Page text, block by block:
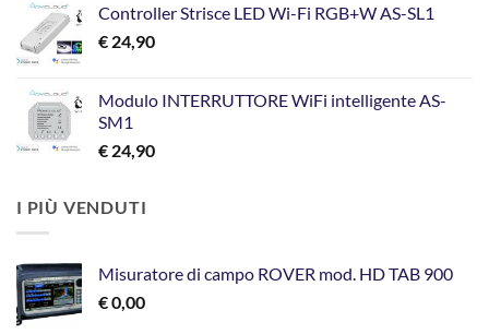
Controller Strisce LED Wi-Fi RGB+W AS-SL1
€ 24,90
Modulo INTERRUTTORE WiFi intelligente AS-
SM1
€ 24,90
I PIÙ VENDUTI
Misuratore di campo ROVER mod. HD TAB 900
€0,00